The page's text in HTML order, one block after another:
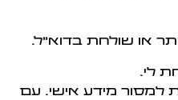
או שולחת בדוא"ל.
לי.
למסור מידע אישי. עם